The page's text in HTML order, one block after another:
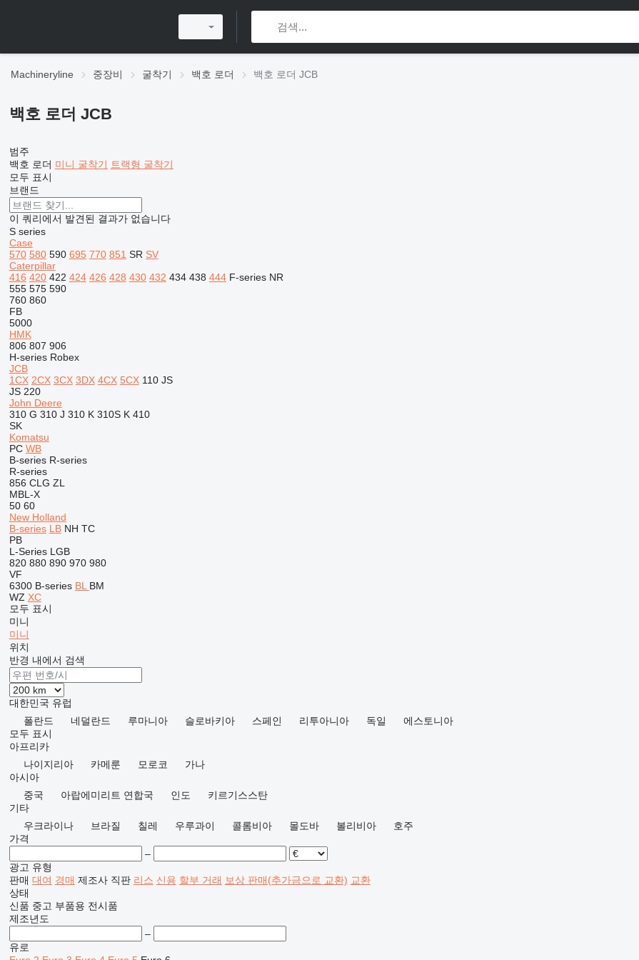
Machineryline 중장비 굴착기 백호 로더 백호 로더 JCB
백호 로더 JCB
범주
백호 로더 미니 굴착기 트랙형 굴착기
모두 표시
브랜드
이 쿼리에서 발견된 결과가 없습니다
S series
Case
570 580 590 695 770 851 SR SV
Caterpillar
416 420 422 424 426 428 430 432 434 438 444 F-series NR
555 575 590
760 860
FB
5000
HMK
806 807 906
H-series Robex
JCB
1CX 2CX 3CX 3DX 4CX 5CX 110 JS
JS 220
John Deere
310 G 310 J 310 K 310S K 410
SK
Komatsu
PC WB
B-series R-series
R-series
856 CLG ZL
MBL-X
50 60
New Holland
B-series LB NH TC
PB
L-Series LGB
820 880 890 970 980
VF
6300 B-series BL BM
WZ XC
모두 표시
미니
미니
위치
반경 내에서 검색
대한민국 유럽
폴란드
네덜란드 루마니아 슬로바키아 스페인 리투아니아 독일
에스토니아
모두 표시
아프리카
나이지리아
카메룬 모로코
가나
아시아
중국
아랍에미리트 연합국 인도
키르기스스탄
기타
우크라이나
브라질 칠레 우루과이 콜롬비아 몰도바 볼리비아
호주
가격
–
광고 유형
판매 대여 경매 제조사 직판 리스 신용 할부 거래 보상 판매(추가금으로 교환) 교환
상태
신품 중고 부품용 전시품
제조년도
–
유로